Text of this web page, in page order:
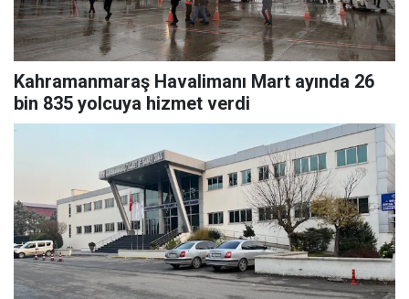
Kahramanmaraş Havalimanı Mart ayında 26
bin 835 yolcuya hizmet verdi